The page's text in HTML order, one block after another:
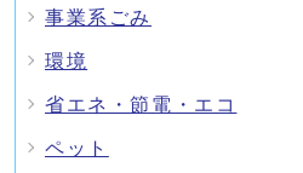
事業系ごみ
環境
省エネ・節電・エコ
ペット